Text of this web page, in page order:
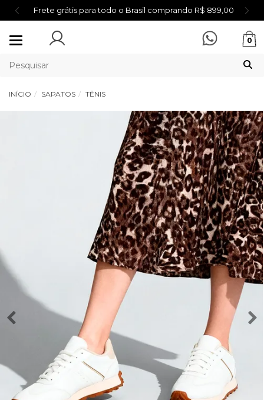
Frete grátis para todo o Brasil comprando R$ 899,00
Mudar
0
INÍCIO SAPATOS TÊNIS